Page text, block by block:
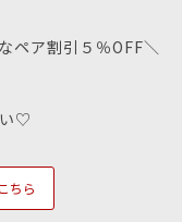
ペア割引５％OFF＼
♡
ちら